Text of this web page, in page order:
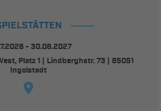
- 30.06.2027
Platz 1 | Lindberghstr. 73 | 85051
Ingolstadt